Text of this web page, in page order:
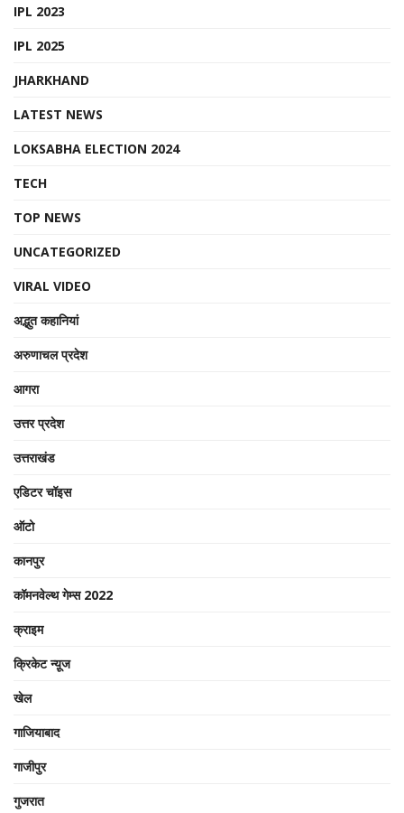
IPL 2023
IPL 2025
JHARKHAND
LATEST NEWS
LOKSABHA ELECTION 2024
TECH
TOP NEWS
UNCATEGORIZED
VIRAL VIDEO
अद्भुत कहानियां
अरुणाचल प्रदेश
आगरा
उत्तर प्रदेश
उत्तराखंड
एडिटर चॉइस
ऑटो
कानपुर
कॉमनवेल्थ गेम्स 2022
क्राइम
क्रिकेट न्यू़ज
खेल
गाजियाबाद
गाजीपुर
गुजरात